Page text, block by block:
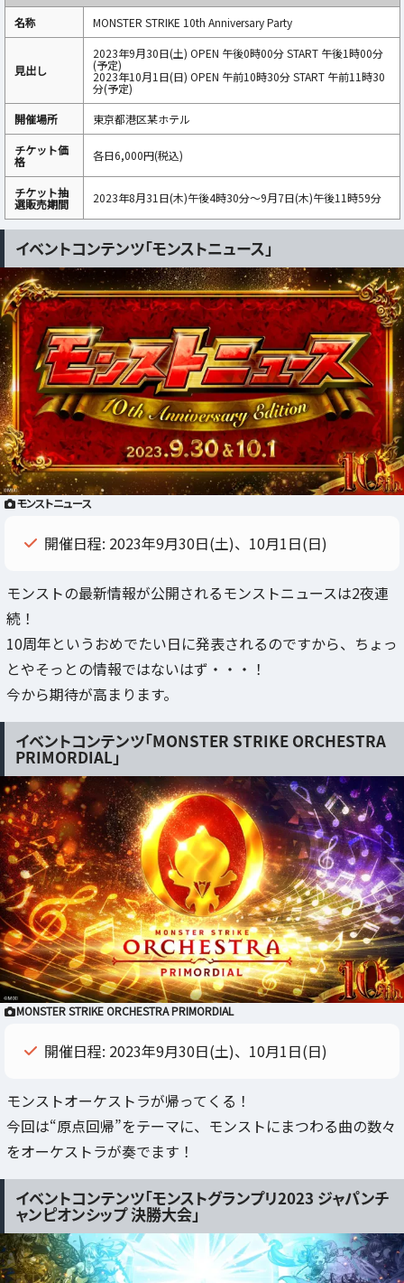
名称
MONSTER STRIKE 10th Anniversary Party
見出し
2023年9月30日(土) OPEN 午後0時00分 START 午後1時00分
(予定)
2023年10月1日(日) OPEN 午前10時30分 START 午前11時30
分(予定)
開催場所
東京都港区某ホテル
チケット価
格 各日6,000円(税込)
チケット抽
選販売期間 2023年8月31日(木)午後4時30分～9月7日(木)午後11時59分
イベントコンテンツ「モンストニュース」
モンストニュース
開催日程: 2023年9月30日(土)、10月1日(日)
モンストの最新情報が公開されるモンストニュースは2夜連
続！
10周年というおめでたい日に発表されるのですから、ちょっ
とやそっとの情報ではないはず・・・！
今から期待が高まります。
イベントコンテンツ「MONSTER STRIKE ORCHESTRA
PRIMORDIAL」
MONSTER STRIKE ORCHESTRA PRIMORDIAL
開催日程: 2023年9月30日(土)、10月1日(日)
モンストオーケストラが帰ってくる！
今回は“原点回帰”をテーマに、モンストにまつわる曲の数々
をオーケストラが奏でます！
イベントコンテンツ「モンストグランプリ2023 ジャパンチ
ャンピオンシップ 決勝大会」